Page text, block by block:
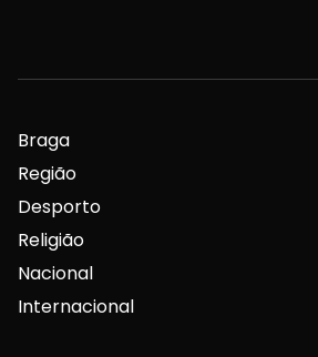
Braga
Região
Desporto
Religião
Nacional
Internacional